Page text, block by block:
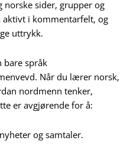
norske sider, grupper og
aktivt i kommentarfelt, og
uttrykk.
bare språk
Når du lærer norsk,
nordmenn tenker,
er avgjørende for å:
og samtaler.